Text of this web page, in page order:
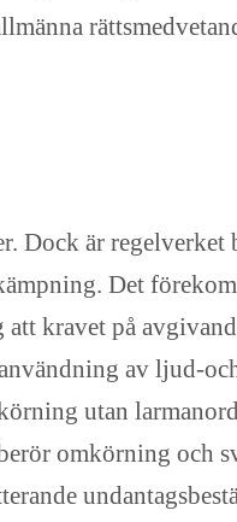
Dock är
Det
kravet på
av ljud-
utan
omkörning och